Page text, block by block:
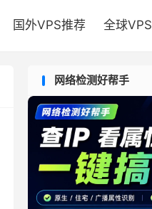
国外VPS推荐 全球VPS
网络检测好帮手